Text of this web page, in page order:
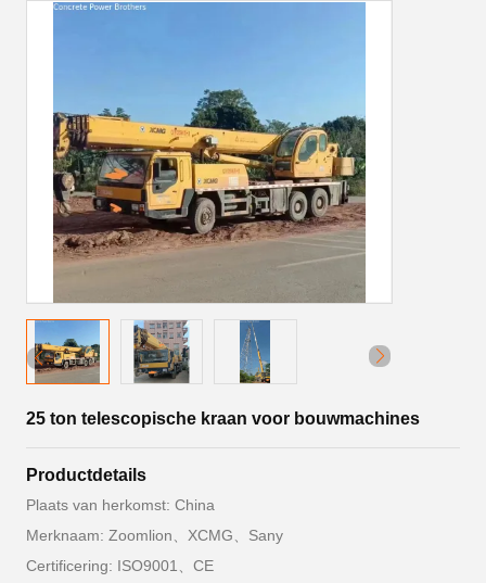
25 ton telescopische kraan voor bouwmachines
Productdetails
Plaats van herkomst: China
Merknaam: Zoomlion、XCMG、Sany
Certificering: ISO9001、CE